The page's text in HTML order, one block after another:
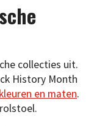
collecties uit.
History Month
en maten.